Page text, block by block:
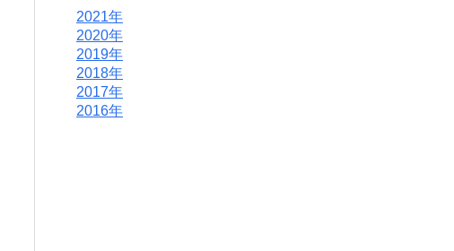
2021年
2020年
2019年
2018年
2017年
2016年